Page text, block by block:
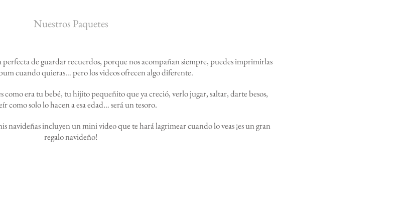
Nuestros Paquetes
de guardar recuerdos, porque nos acompañan siempre, puedes imprimirlas
cuando quieras… pero los videos ofrecen algo diferente.
como era tu bebé, tu hijito pequeñito que ya creció, verlo jugar, saltar, darte besos,
como solo lo hacen a esa edad… será un tesoro.
navideñas incluyen un mini video que te hará lagrimear cuando lo veas ¡es un gran
regalo navideño!